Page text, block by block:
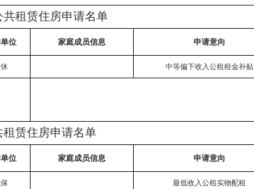
租赁住房申请名单
位 家庭成员信息 申请意向
中等偏下收入公租租金补贴
赁住房申请名单
位 家庭成员信息 申请意向
最低收入公租实物配租